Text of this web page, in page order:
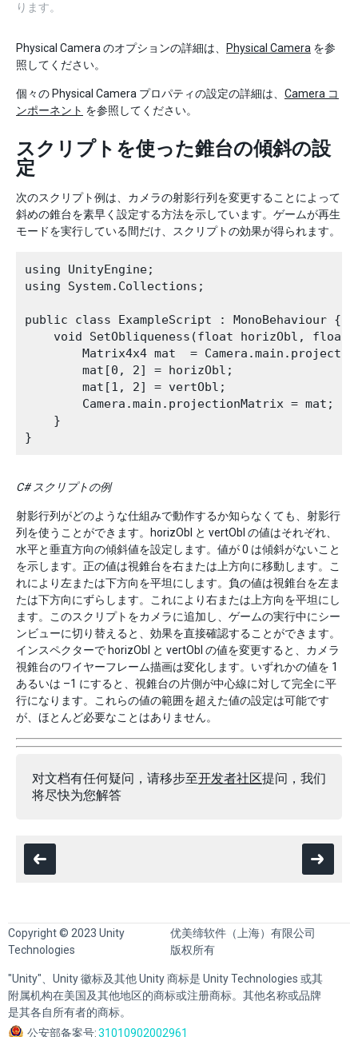
ります。
Physical Camera のオプションの詳細は、 Physical Camera を参
照してください。
個々の Physical Camera プロパティの設定の詳細は、 Camera コ
ンポーネント を参照してください。
スクリプトを使った錐台の傾斜の設
定
次のスクリプト例は、カメラの射影行列を変更することによって
斜めの錐台を素早く設定する方法を示しています。ゲームが再生
モードを実行している間だけ、スクリプトの効果が得られます。
using UnityEngine;
using System.Collections;
public class ExampleScript : MonoBehaviour {
void SetObliqueness(float horizObl, float
Matrix4x4 mat  =
        mat[0, 2] = horizObl;
        mat[1, 2] = vertObl;
        Camera.main.projectionMatrix = mat;
    }
C# スクリプトの例
射影行列がどのような仕組みで動作するか知らなくても、射影行
列を使うことができます。horizObl と vertObl の値はそれぞれ、
水平と垂直方向の傾斜値を設定します。値が 0 は傾斜がないこと
を示します。正の値は視錐台を右または上方向に移動します。こ
れにより左または下方向を平坦にします。負の値は視錐台を左ま
たは下方向にずらします。これにより右または上方向を平坦にし
ます。このスクリプトをカメラに追加し、ゲームの実行中にシー
ンビューに切り替えると、効果を直接確認することができます。
インスペクターで horizObl と vertObl の値を変更すると、カメラ
視錐台のワイヤーフレーム描画は変化します。いずれかの値を 1
あるいは –1 にすると、視錐台の片側が中心線に対して完全に平
行になります。これらの値の範囲を超えた値の設定は可能です
が、ほとんど必要なことはありません。
对文档有任何疑问，请移步至开发者社区提问，我们
将尽快为您解答
Copyright © 2023 Unity
Technologies
优美缔软件（上海）有限公司
版权所有
"Unity"、Unity 徽标及其他 Unity 商标是 Unity Technologies 或其
附属机构在美国及其他地区的商标或注册商标。其他名称或品牌
是其各自所有者的商标。
公安部备案号:31010902002961